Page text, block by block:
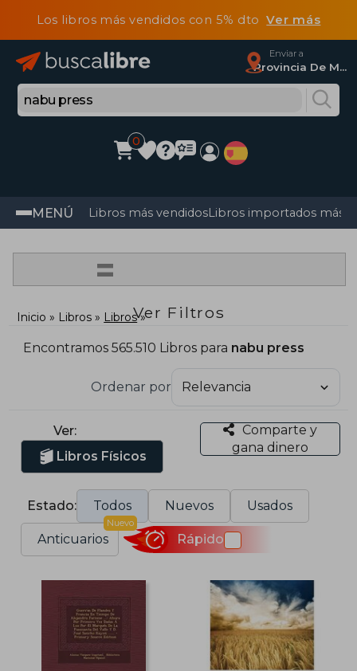
Los libros más vendidos con 5% dtoVer más
Enviar a
Provincia De Madrid
0
MENÚ Libros más vendidosLibros importados más
=
Ver Filtros
Inicio Libros Libros
Encontramos 565.510 Libros para nabu press
Ordenar por
Ver:
Libros Físicos
Comparte y
gana dinero
Estado: Todos Nuevos Usados
Anticuarios
Nuevo
Rápido